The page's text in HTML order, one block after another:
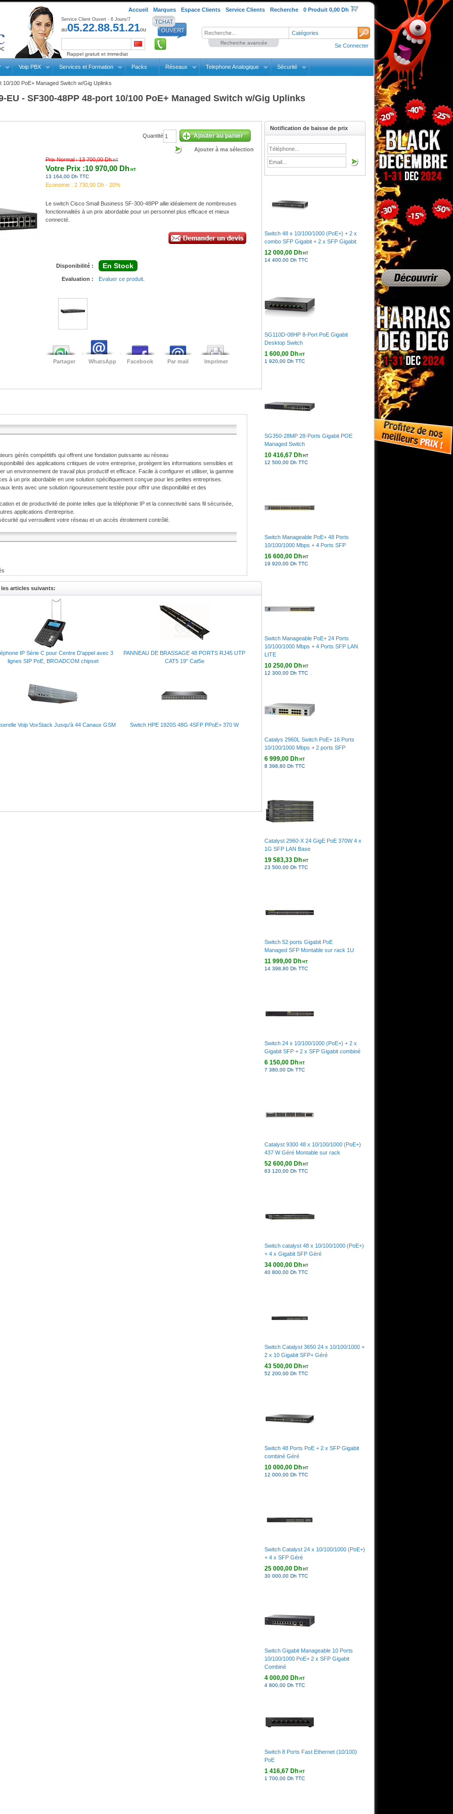
Accueil Marques Espace Clients Service Clients Recherche 0 Produit 0,00 Dh
Catégories
Recherche avancée
Service Client Ouvert - 6 Jours/7
au05.22.88.51.21ou
Rappel gratuit et immediat
Se Connecter
Voip PBX Services et Formation Packs Réseaux Telephone Analogique Sécurité
10/100 PoE+ Managed Switch w/Gig Uplinks
EU - SF300-48PP 48-port 10/100 PoE+ Managed Switch w/Gig Uplinks
Quantité Ajouter au panier
Ajouter à ma sélection
Prix Normal :13 700,00 DhHT
Votre Prix :10 970,00 Dh HT
13 164,00 Dh TTC
Economie : 2 730,00 Dh - 20%
Le switch Cisco Small Business SF-300-48PP allie idéalement de nombreuses
fonctionnalités à un prix abordable pour un personnel plus efficace et mieux
connecté.
Disponibilité : En Stock
Evaluation : Evaluer ce produit.
Partager WhatsApp Facebook Par mail Imprimer
gérés compétitifs qui offrent une fondation puissante au réseau
des applications critiques de votre entreprise, protègent les informations sensibles et
un environnement de travail plus productif et efficace. Facile à configurer et utiliser, la gamme
à un prix abordable en une solution spécifiquement conçue pour les petites entreprises.
lents avec une solution rigoureusement testée pour offrir une disponibilité et des
et de productivité de pointe telles que la téléphonie IP et la connectivité sans fil sécurisée,
applications d'entreprise.
qui verrouillent votre réseau et un accès étroitement contrôlé.
articles suivants:
IP Série C pour Centre D'appel avec 3
lignes SIP PoE, BROADCOM chipset
PANNEAU DE BRASSAGE 48 PORTS RJ45 UTP
CAT5 19'' Cat5e
Voip VoxStack Jusqu'à 44 Canaux GSM Switch HPE 1920S 48G 4SFP PPoE+ 370 W
Notification de baisse de prix
Switch 48 x 10/100/1000 (PoE+) + 2 x
combo SFP Gigabit + 2 x SFP Gigabit
12 000,00 DhHT
14 400,00 Dh TTC
SG110D-08HP 8-Port PoE Gigabit
Desktop Switch
1 600,00 DhHT
1 920,00 Dh TTC
SG350-28MP 28-Ports Gigabit POE
Managed Switch
10 416,67 DhHT
12 500,00 Dh TTC
Switch Manageable PoE+ 48 Ports
10/100/1000 Mbps + 4 Ports SFP
16 600,00 DhHT
19 920,00 Dh TTC
Switch Manageable PoE+ 24 Ports
10/100/1000 Mbps + 4 Ports SFP LAN
LITE
10 250,00 DhHT
12 300,00 Dh TTC
Catalys 2960L Switch PoE+ 16 Ports
10/100/1000 Mbps + 2 ports SFP
6 999,00 DhHT
8 398,80 Dh TTC
Catalyst 2960-X 24 GigE PoE 370W 4 x
1G SFP LAN Base
19 583,33 DhHT
23 500,00 Dh TTC
Switch 52 ports Gigabit PoE
Managed SFP Montable sur rack 1U
11 999,00 DhHT
14 398,80 Dh TTC
Switch 24 x 10/100/1000 (PoE+) + 2 x
Gigabit SFP + 2 x SFP Gigabit combiné
6 150,00 DhHT
7 380,00 Dh TTC
Catalyst 9300 48 x 10/100/1000 (PoE+)
437 W Géré Montable sur rack
52 600,00 DhHT
63 120,00 Dh TTC
Switch catalyst 48 x 10/100/1000 (PoE+)
+ 4 x Gigabit SFP Géré
34 000,00 DhHT
40 800,00 Dh TTC
Switch Catalyst 3650 24 x 10/100/1000 +
2 x 10 Gigabit SFP+ Géré
43 500,00 DhHT
52 200,00 Dh TTC
Switch 48 Ports PoE + 2 x SFP Gigabit
combiné Géré
10 000,00 DhHT
12 000,00 Dh TTC
Switch Catalyst 24 x 10/100/1000 (PoE+)
+ 4 x SFP Géré
25 000,00 DhHT
30 000,00 Dh TTC
Switch Gigabit Manageable 10 Ports
10/100/1000 PoE+ 2 x SFP Gigabit
Combiné
4 000,00 DhHT
4 800,00 Dh TTC
Switch 8 Ports Fast Ethernet (10/100)
PoE
1 416,67 DhHT
1 700,00 Dh TTC